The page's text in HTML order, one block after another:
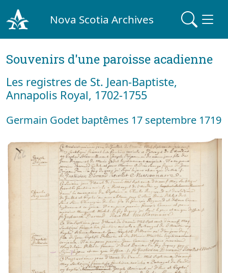
Nova Scotia Archives
Souvenirs d'une paroisse acadienne
Les registres de St. Jean-Baptiste,
Annapolis Royal, 1702-1755
Germain Godet baptêmes 17 septembre 1719